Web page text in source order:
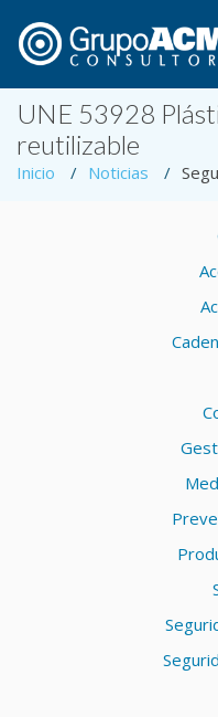
UNE 53928
reutilizable
Inicio Noticias